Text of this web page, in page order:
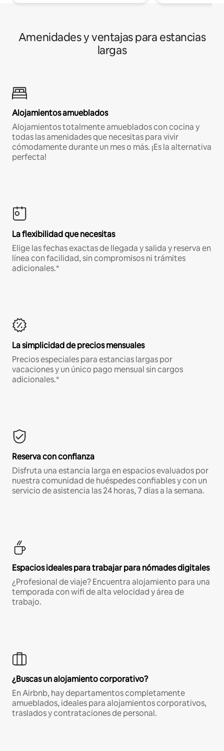
Amenidades y ventajas para estancias
largas
Alojamientos amueblados
Alojamientos totalmente amueblados con cocina y
todas las amenidades que necesitas para vivir
cómodamente durante un mes o más. ¡Es la alternativa
perfecta!
La flexibilidad que necesitas
Elige las fechas exactas de llegada y salida y reserva en
línea con facilidad, sin compromisos ni trámites
adicionales.*
La simplicidad de precios mensuales
Precios especiales para estancias largas por
vacaciones y un único pago mensual sin cargos
adicionales.*
Reserva con confianza
Disfruta una estancia larga en espacios evaluados por
nuestra comunidad de huéspedes confiables y con un
servicio de asistencia las 24 horas, 7 días a la semana.
Espacios ideales para trabajar para nómades digitales
¿Profesional de viaje? Encuentra alojamiento para una
temporada con wifi de alta velocidad y área de
trabajo.
¿Buscas un alojamiento corporativo?
En Airbnb, hay departamentos completamente
amueblados, ideales para alojamientos corporativos,
traslados y contrataciones de personal.